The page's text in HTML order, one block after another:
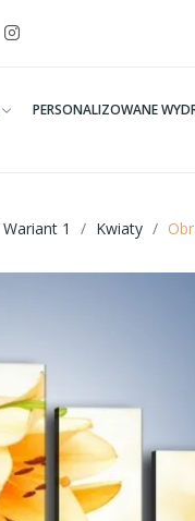
PERSONALIZOWANE
Wariant 1 Kwiaty